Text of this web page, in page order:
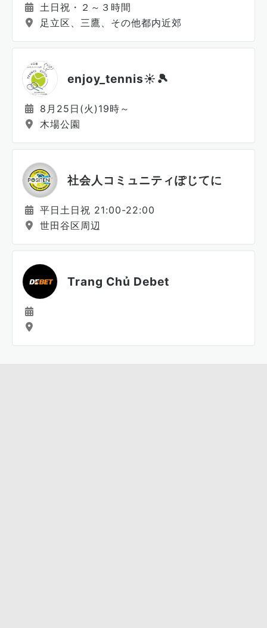
土日祝・２～３時間
足立区、三鷹、その他都内近郊
enjoy_tennis☀️🎾
8月25日(火)19時～
木場公園
社会人コミュニティぽじてに
平日土日祝 21:00-22:00
世田谷区周辺
Trang Chủ Debet